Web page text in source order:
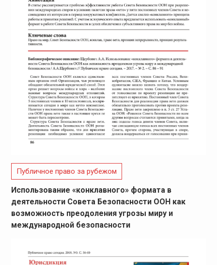
Публичное право за рубежом
Использование «конклавного» формата в
деятельности Совета Безопасности ООН как
возможность преодоления угрозы миру и
международной безопасности